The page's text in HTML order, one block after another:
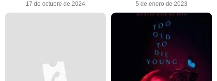
17 de octubre de 2024 5 de enero de 2023